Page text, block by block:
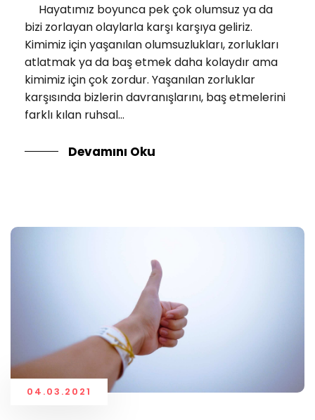
Hayatımız boyunca pek çok olumsuz ya da
bizi zorlayan olaylarla karşı karşıya geliriz.
Kimimiz için yaşanılan olumsuzlukları, zorlukları
atlatmak ya da baş etmek daha kolaydır ama
kimimiz için çok zordur. Yaşanılan zorluklar
karşısında bizlerin davranışlarını, baş etmelerini
farklı kılan ruhsal...
Devamını Oku
04.03.2021